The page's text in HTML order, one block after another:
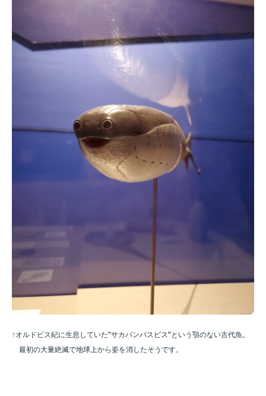
↑オルドビス紀に生息していた”サカバンバスピス”という顎のない古代魚。
最初の大量絶滅で地球上から姿を消したそうです。